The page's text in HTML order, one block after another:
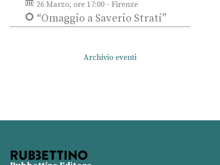
26 Marzo, ore 17:00 - Firenze
“Omaggio a Saverio Strati”
Archivio eventi